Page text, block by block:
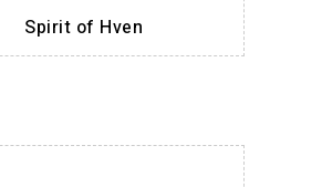
Spirit of Hven